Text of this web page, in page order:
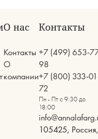
О нас
Контакты
О
компании
Контакты
+7 (499) 653-
98
+7 (800) 333-
72
Пн - Пт с 9:30 до
18:00
105425, Россия,